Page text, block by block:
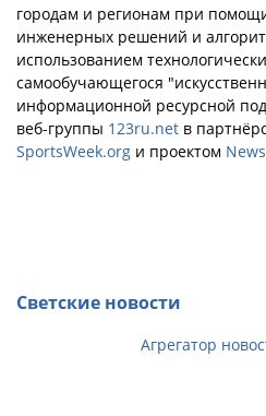
городам и регионам при
инженерных решений и
использованием
самообучающегося
информационной ресурсной
веб-группы 123ru.net в
SportsWeek.org и проектом
Светские новости
Агрегатор